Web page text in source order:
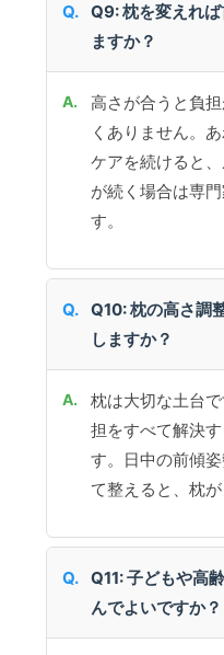
Q9: 枕を変えれ
ますか？
高さが合うと負
くありません。
ケアを続けると
が続く場合は専
す。
Q10: 枕の高さ調
しますか？
枕は大切な土台
担をすべて解決
す。日中の前傾
て整えると、枕
Q11: 子どもや高
んでよいですか？